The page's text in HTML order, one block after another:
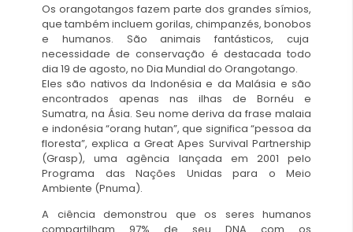
Os orangotangos fazem parte dos grandes símios,
que também incluem gorilas, chimpanzés, bonobos
e humanos. São animais fantásticos, cuja
necessidade de conservação é destacada todo
dia 19 de agosto, no Dia Mundial do Orangotango.
Eles são nativos da Indonésia e da Malásia e são
encontrados apenas nas ilhas de Bornéu e
Sumatra, na Ásia. Seu nome deriva da frase malaia
e indonésia “orang hutan”, que significa “pessoa da
floresta”, explica a Great Apes Survival Partnership
(Grasp), uma agência lançada em 2001 pelo
Programa das Nações Unidas para o Meio
Ambiente (Pnuma).
A ciência demonstrou que os seres humanos